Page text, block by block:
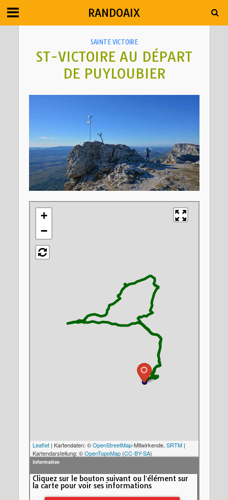
RANDOAIX
SAINTE VICTOIRE
ST-VICTOIRE AU DÉPART
DE PUYLOUBIER
+
−
Leaflet| Kartendaten: ©OpenStreetMap-Mitwirkende, SRTM|
Kartendarstellung: ©OpenTopoMap(CC-BY-SA)
Information
Cliquez sur le bouton suivant ou l′élément sur
la carte pour voir ses informations